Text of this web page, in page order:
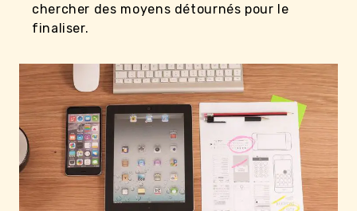
chercher des moyens détournés pour le
finaliser.